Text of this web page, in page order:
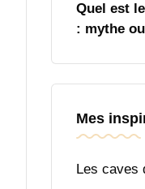
Quel est
: mythe
Mes
Les caves